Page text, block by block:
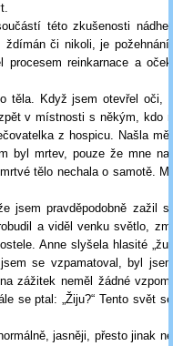
této zkušenosti
či nikoli, je
reinkarnace a
těla. Když jsem otevřel oči,
v místnosti s někým, kdo
z hospicu. Našla mě
byl mrtev, pouze že mne
tělo nechala o samotě.
jsem pravděpodobně zažil
a viděl venku světlo,
Anne slyšela hlasité
se vzpamatoval, byl
zážitek neměl žádné
se ptal: „Žiju?“ Tento svět
jasněji, přesto jinak